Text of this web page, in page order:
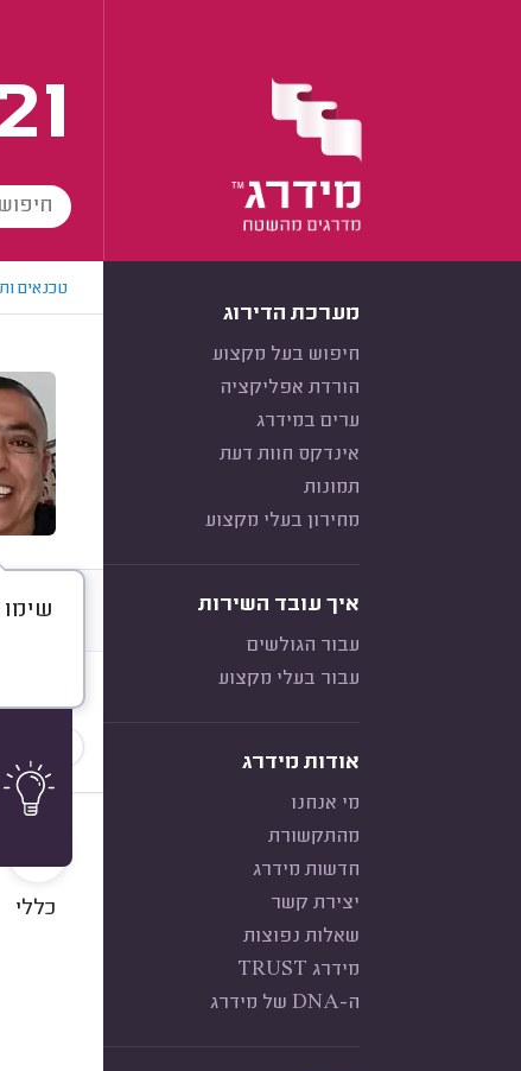
מערכת הדירוג
חיפוש בעל מקצוע
הורדת אפליקציה
ערים במידרג
אינדקס חוות דעת
תמונות
מחירון בעלי מקצוע
איך עובד השירות
עבור הגולשים
עבור בעלי מקצוע
אודות מידרג
מי אנחנו
מהתקשורת
חדשות מידרג
יצירת קשר
שאלות נפוצות
מידרג TRUST
ה-DNA של מידרג
טכנאים
תיקון
10
כללי